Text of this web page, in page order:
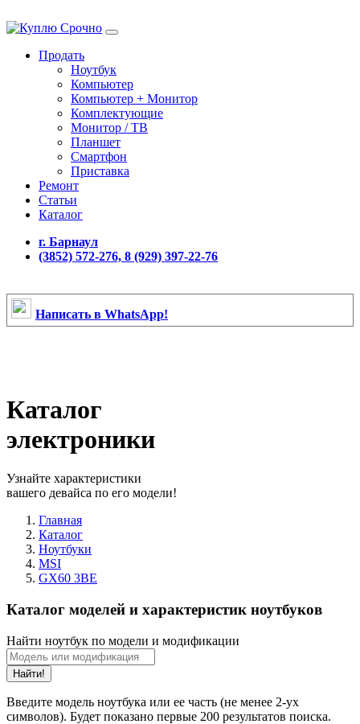
Продать
Ноутбук
Компьютер
Компьютер + Монитор
Комплектующие
Монитор / ТВ
Планшет
Смартфон
Приставка
Ремонт
Статьи
Каталог
г. Барнаул
(3852) 572-276, 8 (929) 397-22-76
Написать в WhatsApp!
Каталог
электроники
Узнайте характеристики
вашего девайса по его модели!
Главная
Каталог
Ноутбуки
MSI
GX60 3BE
Каталог моделей и характеристик ноутбуков
Найти ноутбук по модели и модификации
Найти!
Введите модель ноутбука или ее часть (не менее 2-ух
символов). Будет показано первые 200 результатов поиска.